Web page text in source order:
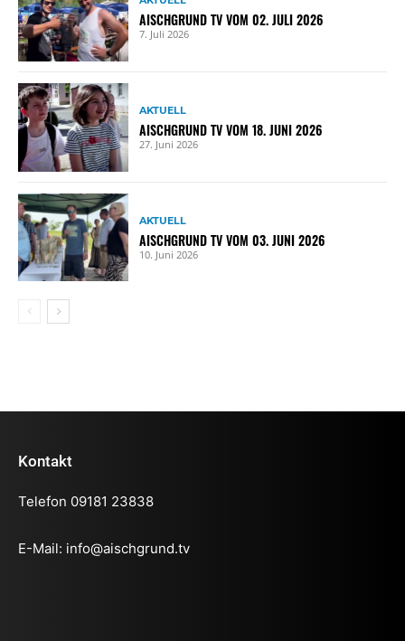
AISCHGRUND TV VOM 02. JULI 2026
7. Juli 2026
AKTUELL
AISCHGRUND TV VOM 18. JUNI 2026
27. Juni 2026
AKTUELL
AISCHGRUND TV VOM 03. JUNI 2026
10. Juni 2026
Kontakt
Telefon 09181 23838
E-Mail: info@aischgrund.tv